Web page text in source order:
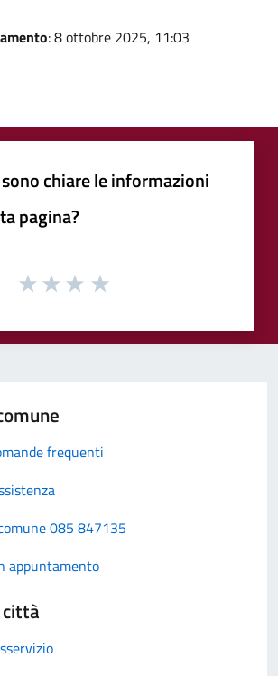
: 8 ottobre 2025, 11:03
chiare le informazioni
pagina?
frequenti
085 847135
appuntamento